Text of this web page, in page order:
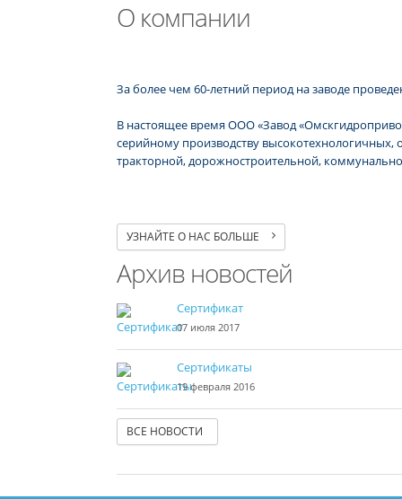
О компании
За более чем 60-летний период на заводе
В настоящее время ООО «Завод
серийному производству высоко­технологичных,
тракторной, дорожно­строительной,
УЗНАЙТЕ О НАС БОЛЬШЕ
Архив новостей
Сертификат
07 июля 2017
Сертификаты
19 февраля 2016
ВСЕ НОВОСТИ